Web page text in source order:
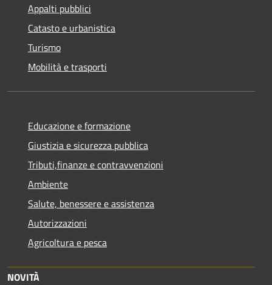
Appalti pubblici
Catasto e urbanistica
Turismo
Mobilità e trasporti
Educazione e formazione
Giustizia e sicurezza pubblica
Tributi,finanze e contravvenzioni
Ambiente
Salute, benessere e assistenza
Autorizzazioni
Agricoltura e pesca
NOVITÀ